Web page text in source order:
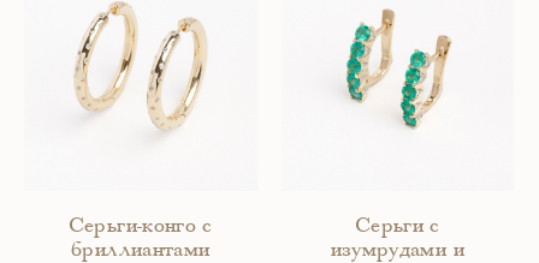
Серьги-конго с
бриллиантами
Серьги с
изумрудами и